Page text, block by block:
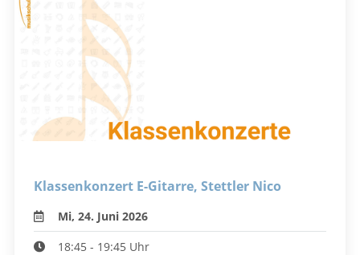
Klassenkonzert E-Gitarre, Stettler Nico
Mi, 24. Juni 2026
18:45 - 19:45 Uhr